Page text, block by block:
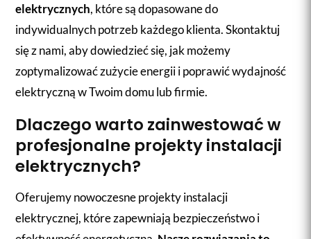
elektrycznych, które są dopasowane do
indywidualnych potrzeb każdego klienta. Skontaktuj
się z nami, aby dowiedzieć się, jak możemy
zoptymalizować zużycie energii i poprawić wydajność
elektryczną w Twoim domu lub firmie.
Dlaczego warto zainwestować w
profesjonalne projekty instalacji
elektrycznych?
Oferujemy nowoczesne projekty instalacji
elektrycznej, które zapewniają bezpieczeństwo i